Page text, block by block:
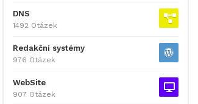
DNS
1492 Otázek
Redakční systémy
976 Otázek
WebSite
907 Otázek